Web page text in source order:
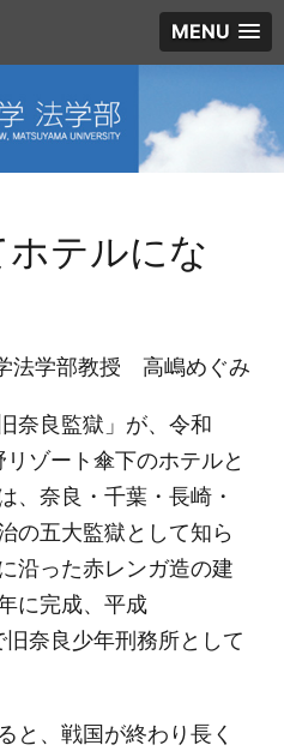
MENU
ホテルにな
法学部教授 高嶋めぐみ
奈良監獄」が、令和
ゾート傘下のホテルと
、奈良・千葉・長崎・
の五大監獄として知ら
沿った赤レンガ造の建
に完成、平成
旧奈良少年刑務所として
と、戦国が終わり長く